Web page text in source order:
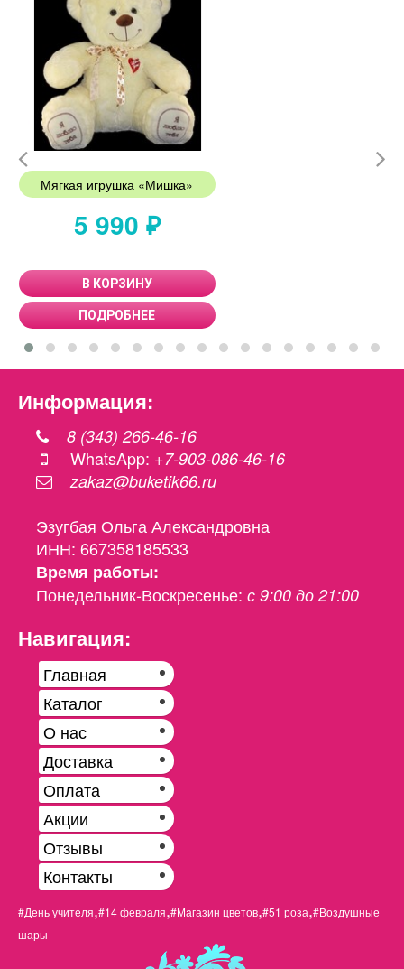
Мягкая игрушка «Мишка»
5 990 ₽
В КОРЗИНУ
ПОДРОБНЕЕ
Информация:
8 (343) 266-46-16
WhatsApp: +7-903-086-46-16
zakaz@buketik66.ru
Эзугбая Ольга Александровна
ИНН: 667358185533
Время работы:
Понедельник-Воскресенье: с 9:00 до 21:00
Навигация:
Главная
Каталог
О нас
Доставка
Оплата
Акции
Отзывы
Контакты
#День учителя,#14 февраля,#Магазин цветов,#51 роза,#Воздушные
шары